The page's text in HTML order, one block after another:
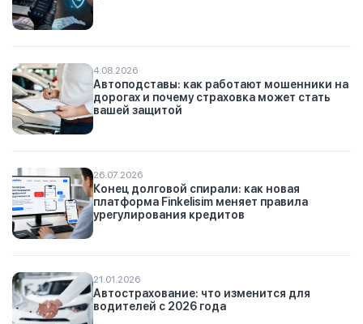
4.08.2026
Автоподставы: как работают мошенники на
дорогах и почему страховка может стать
вашей защитой
26.07.2026
Конец долговой спирали: как новая
платформа Finkelisim меняет правила
урегулирования кредитов
21.01.2026
Автострахование: что изменится для
водителей с 2026 года